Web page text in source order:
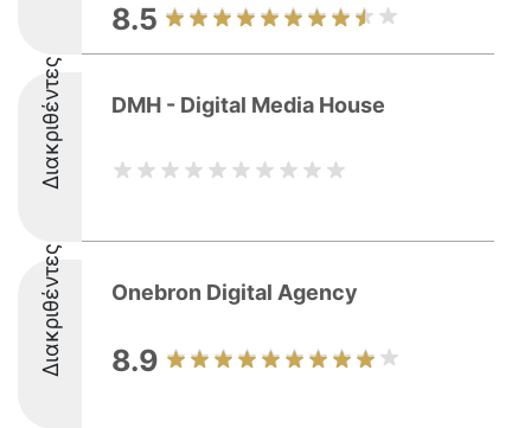
8.5
Διακριθέντες DMH - Digital Media House
Διακριθέντες Onebron Digital Agency
8.9